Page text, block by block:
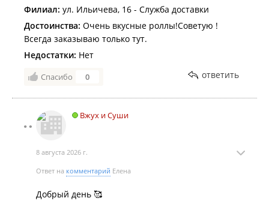
Филиал: ул. Ильичева, 16 - Служба доставки
Достоинства: Очень вкусные роллы!Советую !
Всегда заказываю только тут.
Недостатки: Нет
Спасибо 0 ответить
Вжух и Суши
8 августа 2026 г.
Ответ на комментарий Елена
Добрый день 🥰